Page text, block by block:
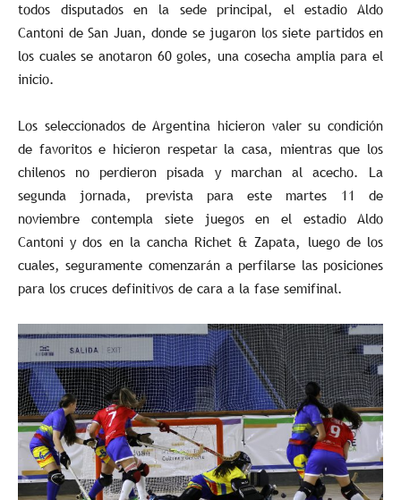
todos disputados en la sede principal, el estadio Aldo
Cantoni de San Juan, donde se jugaron los siete partidos en
los cuales se anotaron 60 goles, una cosecha amplia para el
inicio.
Los seleccionados de Argentina hicieron valer su condición
de favoritos e hicieron respetar la casa, mientras que los
chilenos no perdieron pisada y marchan al acecho. La
segunda jornada, prevista para este martes 11 de
noviembre contempla siete juegos en el estadio Aldo
Cantoni y dos en la cancha Richet & Zapata, luego de los
cuales, seguramente comenzarán a perfilarse las posiciones
para los cruces definitivos de cara a la fase semifinal.